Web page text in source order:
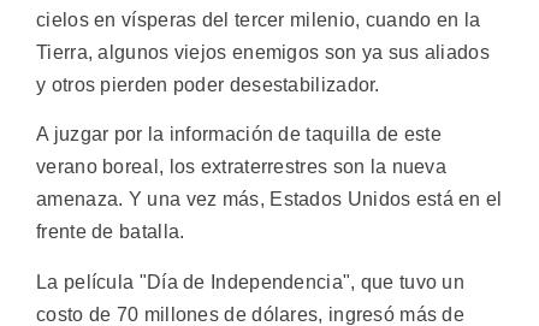
cielos en vísperas del tercer milenio, cuando en la
Tierra, algunos viejos enemigos son ya sus aliados
y otros pierden poder desestabilizador.
A juzgar por la información de taquilla de este
verano boreal, los extraterrestres son la nueva
amenaza. Y una vez más, Estados Unidos está en el
frente de batalla.
La película "Día de Independencia", que tuvo un
costo de 70 millones de dólares, ingresó más de